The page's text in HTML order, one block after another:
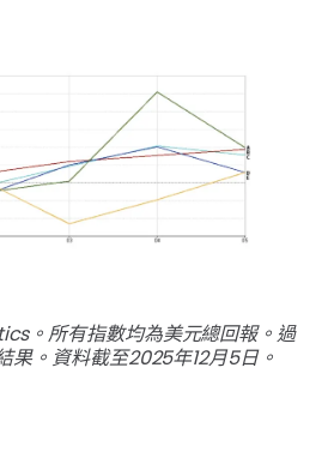
。所有指數均為美元總回報。過
果。資料截至2025年12月5日。